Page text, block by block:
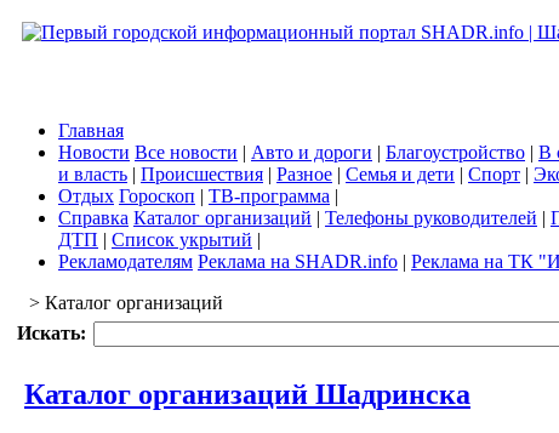
Главная
Новости Все новости | Авто и дороги | Благоустройство | В
и власть | Происшествия | Разное | Семья и дети | Спорт |
Отдых Гороскоп | ТВ-программа |
Справка Каталог организаций | Телефоны руководителей |
ДТП | Список укрытий |
Рекламодателям Реклама на SHADR.info | Реклама на ТК
> Каталог организаций
Искать:
Каталог организаций Шадринска